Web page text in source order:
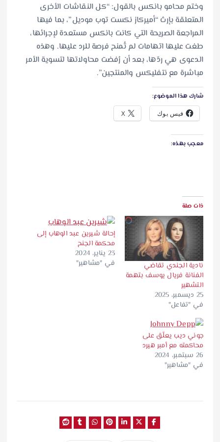
وختم محامو بانكس بالقول: “كل النقاشات الأخرى
المتعلقة بإرث “أميركاز نكست توب موديل”، بما فيها
المراجعة الصريحة التي كانت بانكس مستعدة لإجرائها،
طغت عليها اتهامات لم تُمنح فرصة للرد عليها. وهذه
الدعوى هي ردّها، بعد أن رُفضت محاولاتها لتسوية الأمر
مباشرة مع نتفليكس والمنتجين”.
شارك هذا الموضوع:
فيس بوك X
معجب بهذه:
ذات صلة
نادية الجندي تقاضي
الفنانة فريال يوسف بتهمة
التشهير
25 ديسمبر، 2025
في "تفاعل"
إحالة شيرين عبد الوهاب إلى
محكمة الجنح
23 يناير، 2024
في "مشاهير"
جوني ديب يعلّق على
محاكمته مع أمبر هيرد
26 سبتمبر، 2024
في "مشاهير"